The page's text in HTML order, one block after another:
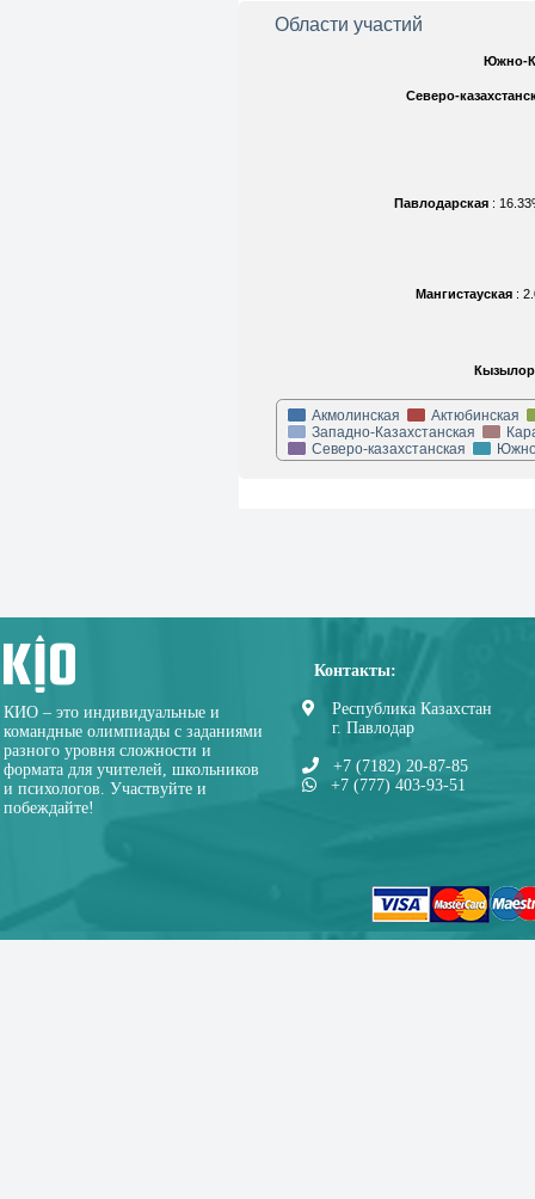
Области участий
Мангистауская :
Павлодарская :
Северо-
Южно-
Акмолинская
Актюбинская
Западно-Казахстанская
Северо-казахстанская
КИО – это индивидуальные и
командные олимпиады с заданиями
разного уровня сложности и
формата для учителей, школьников
и психологов. Участвуйте и
побеждайте!
Контакты:
Республика Казахстан
г. Павлодар
+7 (7182) 20-87-85
+7 (777) 403-93-51